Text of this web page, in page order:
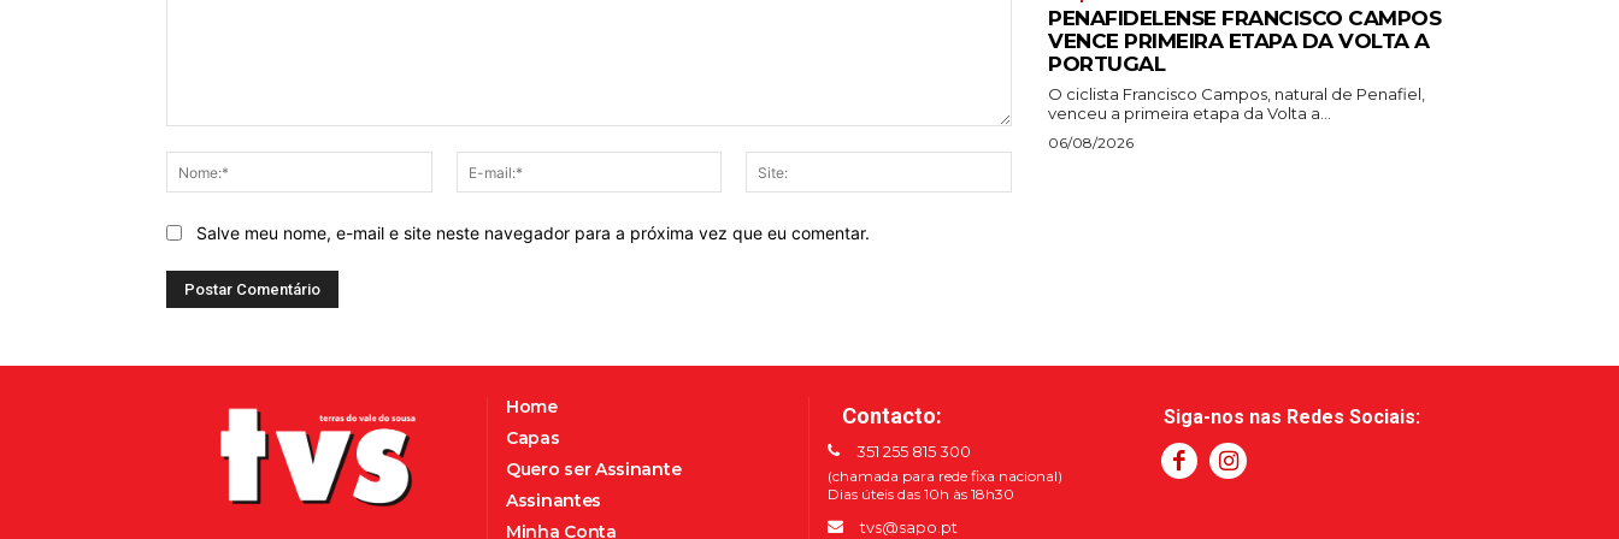
Nome:*
mail:*
Salve meu nome, e-mail e site neste navegador para a próxima vez que eu comentar.
PENAFIDELENSE FRANCISCO CAMPOS
VENCE PRIMEIRA ETAPA DA VOLTA A
PORTUGAL
O ciclista Francisco Campos, natural de Penafiel,
venceu a primeira etapa da Volta a...
06/08/2026
Home
Capas
Quero ser Assinante
Assinantes
Minha Conta
Contacto:
351 255 815 300
(chamada para rede fixa nacional)
Dias úteis das 10h às 18h30
tvs@sapo.pt
Siga-nos nas Redes Sociais: